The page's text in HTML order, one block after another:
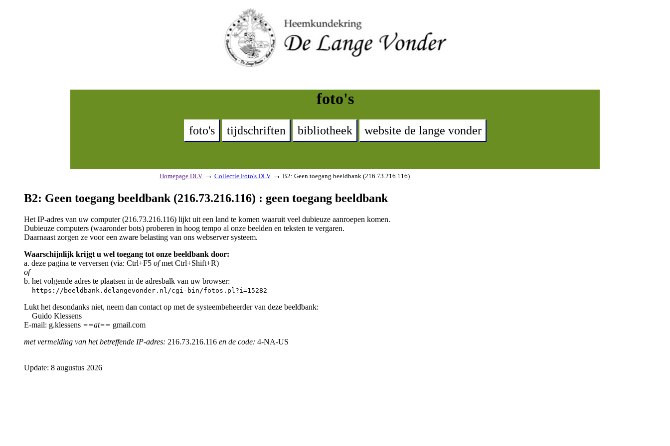
foto's
foto's tijdschriften bibliotheek website de lange vonder
Homepage DLV → Collectie Foto's DLV → B2: Geen toegang beeldbank (216.73.216.116)
B2: Geen toegang beeldbank (216.73.216.116) : geen toegang beeldbank
Het IP-adres van uw computer (216.73.216.116) lijkt uit een land te komen waaruit veel dubieuze aanroepen komen.
Dubieuze computers (waaronder bots) proberen in hoog tempo al onze beelden en teksten te vergaren.
Daarnaast zorgen ze voor een zware belasting van ons webserver systeem.
Waarschijnlijk krijgt u wel toegang tot onze beeldbank door:
a. deze pagina te verversen (via: Ctrl+F5 ofmet Ctrl+Shift+R)
of
b. het volgende adres te plaatsen in de adresbalk van uw browser:
https://beeldbank.delangevonder.nl/cgi-bin/fotos.pl?i=15282
Lukt het desondanks niet, neem dan contact op met de systeembeheerder van deze beeldbank:
Guido Klessens
E-mail: g.klessens ==at== gmail.com
met vermelding van het betreffende IP-adres: 216.73.216.116 en de code: 4-NA-US
Update: 8 augustus 2026